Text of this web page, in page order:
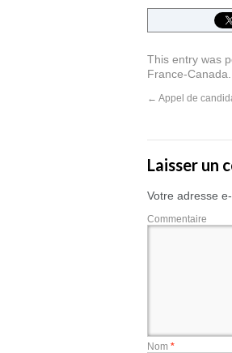
This entry was
France-Canada
← Appel de
Laisser un
Votre adresse
Commentaire
Nom *